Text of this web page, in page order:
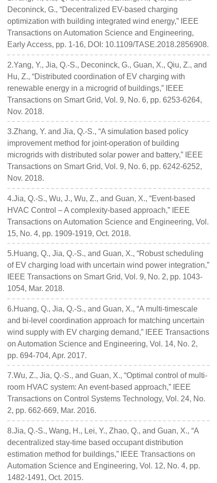
Deconinck, G., “Decentralized EV-based charging
optimization with building integrated wind energy,” IEEE
Transactions on Automation Science and Engineering,
Early Access, pp. 1-16, DOI: 10.1109/TASE.2018.2856908.
2.Yang, Y., Jia, Q.-S., Deconinck, G., Guan, X., Qiu, Z., and
Hu, Z., “Distributed coordination of EV charging with
renewable energy in a microgrid of buildings,” IEEE
Transactions on Smart Grid, Vol. 9, No. 6, pp. 6253-6264,
Nov. 2018.
3.Zhang, Y. and Jia, Q.-S., “A simulation based policy
improvement method for joint-operation of building
microgrids with distributed solar power and battery,” IEEE
Transactions on Smart Grid, Vol. 9, No. 6, pp. 6242-6252,
Nov. 2018.
4.Jia, Q.-S., Wu, J., Wu, Z., and Guan, X., “Event-based
HVAC Control – A complexity-based approach,” IEEE
Transactions on Automation Science and Engineering, Vol.
15, No. 4, pp. 1909-1919, Oct. 2018.
5.Huang, Q., Jia, Q.-S., and Guan, X., “Robust scheduling
of EV charging load with uncertain wind power integration,”
IEEE Transactions on Smart Grid, Vol. 9, No. 2, pp. 1043-
1054, Mar. 2018.
6.Huang, Q., Jia, Q.-S., and Guan, X., “A multi-timescale
and bi-level coordination approach for matching uncertain
wind supply with EV charging demand,” IEEE Transactions
on Automation Science and Engineering, Vol. 14, No. 2,
pp. 694-704, Apr. 2017.
7.Wu, Z., Jia, Q.-S., and Guan, X., “Optimal control of multi-
room HVAC system: An event-based approach,” IEEE
Transactions on Control Systems Technology, Vol. 24, No.
2, pp. 662-669, Mar. 2016.
8.Jia, Q.-S., Wang, H., Lei, Y., Zhao, Q., and Guan, X., “A
decentralized stay-time based occupant distribution
estimation method for buildings,” IEEE Transactions on
Automation Science and Engineering, Vol. 12, No. 4, pp.
1482-1491, Oct. 2015.